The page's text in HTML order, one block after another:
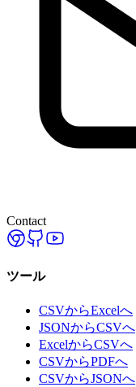
Contact
ツール
CSVからExcelへ
JSONからCSVへ
ExcelからCSVへ
CSVからPDFへ
CSVからJSONへ